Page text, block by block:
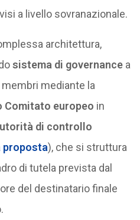
a livello sovranazionale.
architettura,
sistema di governancea
membri mediante la
Comitato europeo in
di controllo
proposta), che si struttura
di tutela prevista dal
del destinatario finale